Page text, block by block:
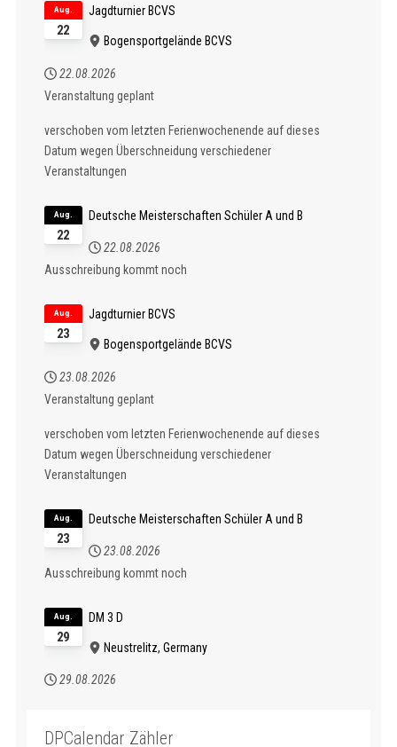
22
Aug. Jagdturnier BCVS
Bogensportgelände BCVS
22.08.2026
Veranstaltung geplant
verschoben vom letzten Ferienwochenende auf dieses
Datum wegen Überschneidung verschiedener
Veranstaltungen
22
Aug. Deutsche Meisterschaften Schüler A und B
22.08.2026
Ausschreibung kommt noch
23
Aug. Jagdturnier BCVS
Bogensportgelände BCVS
23.08.2026
Veranstaltung geplant
verschoben vom letzten Ferienwochenende auf dieses
Datum wegen Überschneidung verschiedener
Veranstaltungen
23
Aug. Deutsche Meisterschaften Schüler A und B
23.08.2026
Ausschreibung kommt noch
29
Aug. DM 3 D
Neustrelitz, Germany
29.08.2026
DPCalendar Zähler